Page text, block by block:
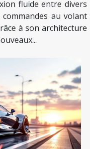
fluide entre divers
commandes au volant
à son architecture